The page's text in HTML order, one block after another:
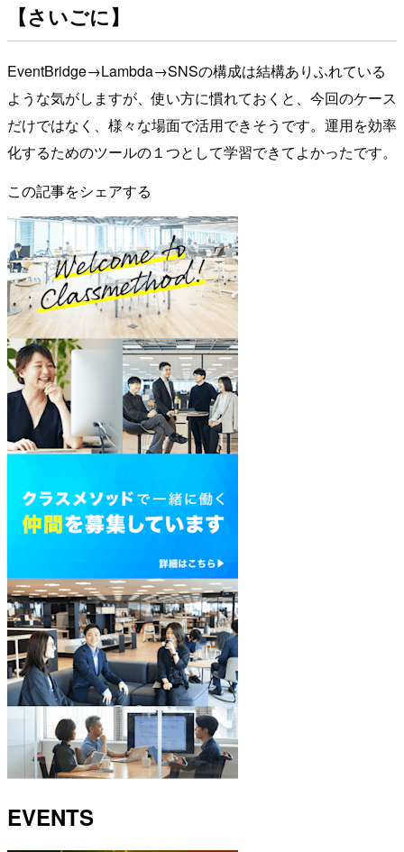
【さいごに】
EventBridge→Lambda→SNSの構成は結構ありふれている
ような気がしますが、使い方に慣れておくと、今回のケース
だけではなく、様々な場面で活用できそうです。運用を効率
化するためのツールの１つとして学習できてよかったです。
この記事をシェアする
EVENTS